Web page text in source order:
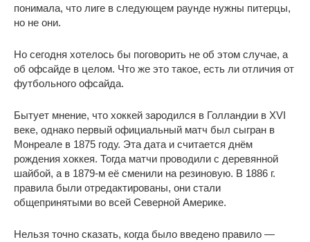
понимала, что лиге в следующем раунде нужны питерцы,
но не они.
Но сегодня хотелось бы поговорить не об этом случае, а
об офсайде в целом. Что же это такое, есть ли отличия от
футбольного офсайда.
Бытует мнение, что хоккей зародился в Голландии в XVI
веке, однако первый официальный матч был сыгран в
Монреале в 1875 году. Эта дата и считается днём
рождения хоккея. Тогда матчи проводили с деревянной
шайбой, а в 1879-м её сменили на резиновую. В 1886 г.
правила были отредактированы, они стали
общепринятыми во всей Северной Америке.
Нельзя точно сказать, когда было введено правило —